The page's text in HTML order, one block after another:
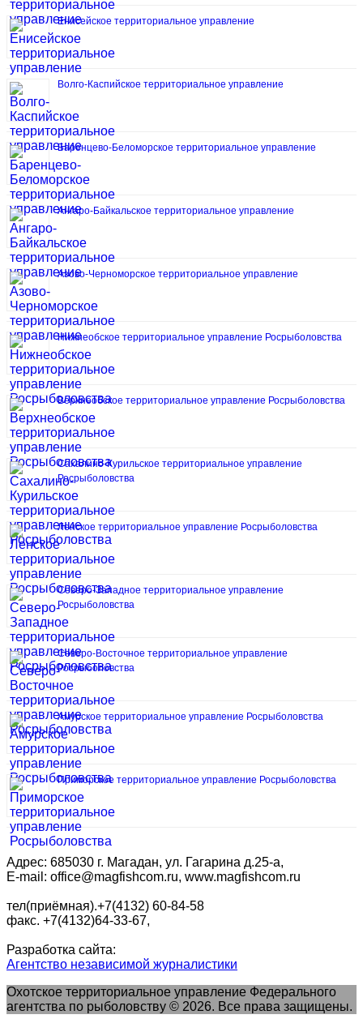
Енисейское территориальное управление
Волго-Каспийское территориальное управление
Баренцево-Беломорское территориальное управление
Ангаро-Байкальское территориальное управление
Азово-Черноморское территориальное управление
Нижнеобское территориальное управление Росрыболовства
Верхнеобское территориальное управление Росрыболовства
Сахалино-Курильское территориальное управление
Росрыболовства
Ленское территориальное управление Росрыболовства
Северо-Западное территориальное управление
Росрыболовства
Северо-Восточное территориальное управление
Росрыболовства
Амурское территориальное управление Росрыболовства
Приморское территориальное управление Росрыболовства
Адрес: 685030 г. Магадан, ул. Гагарина д.25-а,
E-mail: office@magfishcom.ru, www.magfishcom.ru
тел(приёмная).+7(4132) 60-84-58
факс. +7(4132)64-33-67,
Разработка сайта:
Агентство независимой журналистики
Охотское территориальное управление Федерального
агентства по рыболовству © 2026. Все права защищены.